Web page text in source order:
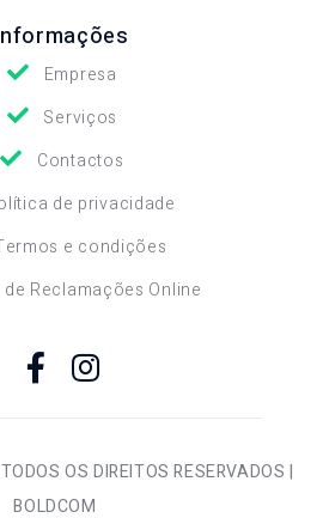
Empresa
Serviços
Contactos
de privacidade
e condições
de Reclamações Online
OS DIREITOS RESERVADOS |
BOLDCOM